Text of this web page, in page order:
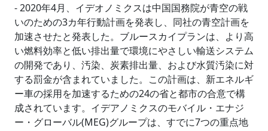
- 2020年4月、イデオノミクスは中国国務院が青空の戦
いのための3カ年行動計画を発表し、同社の青空計画を
加速させたと発表した。ブルースカイプランは、より高
い燃料効率と低い排出量で環境にやさしい輸送システム
の開発であり、汚染、炭素排出量、および水質汚染に対
する罰金が含まれていました。この計画は、新エネルギ
ー車の採用を加速するための24の省と都市の合意で構
成されています。イデアノミクスのモバイル・エナジ
ー・グローバル(MEG)グループは、すでに7つの重点地